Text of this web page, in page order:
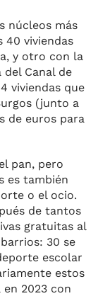
núcleos más
40 viviendas
y otro con la
del Canal de
viviendas que
(junto a
de euros para
pan, pero
es también
o el ocio.
de tantos
gratuitas al
30 se
escolar
estos
2023 con